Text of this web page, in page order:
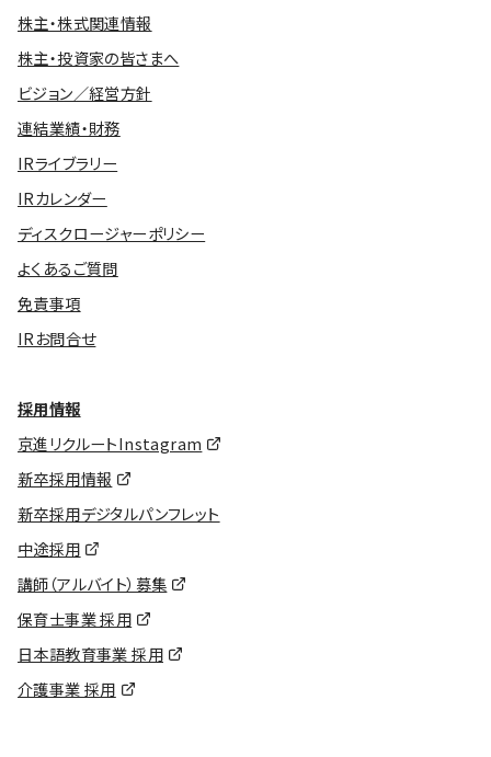
株主・株式関連情報
株主・投資家の皆さまへ
ビジョン／経営方針
連結業績・財務
IRライブラリー
IRカレンダー
ディスクロージャーポリシー
よくあるご質問
免責事項
IRお問合せ
採用情報
京進リクルートInstagram
新卒採用情報
新卒採用デジタルパンフレット
中途採用
講師（アルバイト）募集
保育士事業 採用
日本語教育事業 採用
介護事業 採用